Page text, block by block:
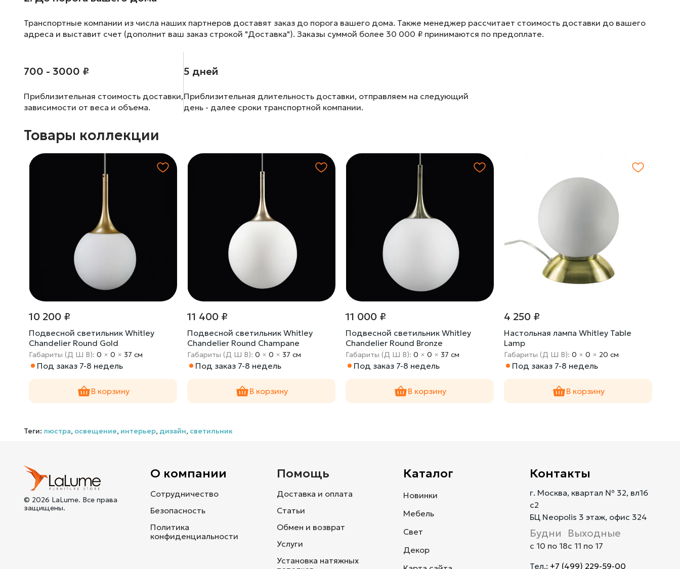
Транспортные компании из числа наших партнеров доставят заказ до порога вашего дома. Также менеджер рассчитает стоимость доставки до вашего
адреса и выставит счет (дополнит ваш заказ строкой "Доставка"). Заказы суммой более 30 000 ₽ принимаются по предоплате.
700 - 3000 ₽
Приблизительная стоимость доставки,
зависимости от веса и объема.
5 дней
Приблизительная длительность доставки, отправляем на следующий
день - далее сроки транспортной компании.
Товары коллекции
10 200 ₽
Подвесной светильник Whitley
Chandelier Round Gold
Габариты (Д Ш В):0 ×0 × 37 cм
Под заказ 7-8 недель
В корзину
11 400 ₽
Подвесной светильник Whitley
Chandelier Round Champane
Габариты (Д Ш В):0 ×0 × 37 cм
Под заказ 7-8 недель
В корзину
11 000 ₽
Подвесной светильник Whitley
Chandelier Round Bronze
Габариты (Д Ш В):0 ×0 × 37 cм
Под заказ 7-8 недель
В корзину
4 250 ₽
Настольная лампа Whitley Table
Lamp
Габариты (Д Ш В):0 ×0 × 20 cм
Под заказ 7-8 недель
В корзину
Теги:люстра, освещение, интерьер, дизайн, светильник
© 2026 LaLume. Все права
защищены.
О компании
Сотрудничество
Безопасность
Политика
конфиденциальности
Помощь
Доставка и оплата
Статьи
Обмен и возврат
Услуги
Установка натяжных
Каталог
Новинки
Мебель
Свет
Декор
Контакты
г. Москва, квартал № 32, вл16
с2
БЦ Neopolis 3 этаж, офис 324
Будни
с 10 по 18
Выходные
с 11 по 17
Тел.: +7 (499) 229-59-00